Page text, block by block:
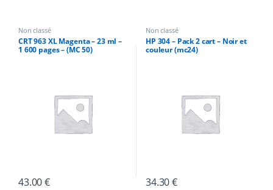
Non classé
CRT 963 XL Magenta – 23 ml –
1 600 pages – (MC 50)
43.00€
Non classé
HP 304 – Pack 2 cart – Noir et
couleur (mc24)
34.30€